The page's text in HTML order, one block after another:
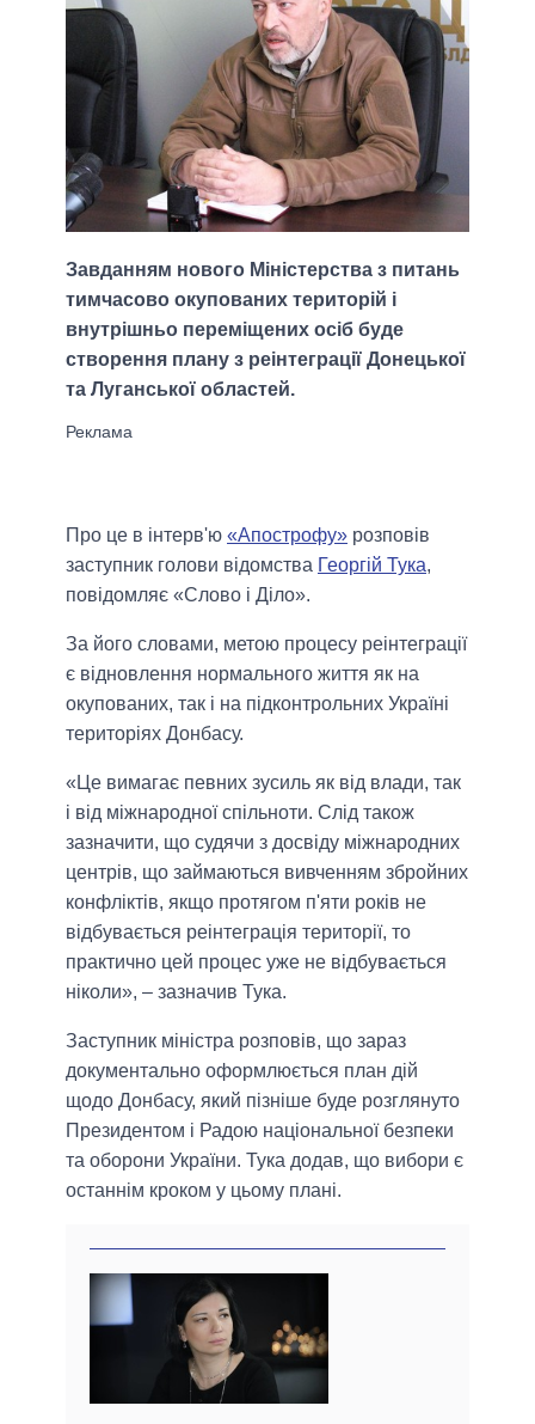
Завданням нового Міністерства з питань
тимчасово окупованих територій і
внутрішньо переміщених осіб буде
створення плану з реінтеграції Донецької
та Луганської областей.
Про це в інтерв'ю «Апострофу» розповів
заступник голови відомства Георгій Тука,
повідомляє «Слово і Діло».
За його словами, метою процесу реінтеграції
є відновлення нормального життя як на
окупованих, так і на підконтрольних Україні
територіях Донбасу.
«Це вимагає певних зусиль як від влади, так
і від міжнародної спільноти. Слід також
зазначити, що судячи з досвіду міжнародних
центрів, що займаються вивченням збройних
конфліктів, якщо протягом п'яти років не
відбувається реінтеграція території, то
практично цей процес уже не відбувається
ніколи», – зазначив Тука.
Заступник міністра розповів, що зараз
документально оформлюється план дій
щодо Донбасу, який пізніше буде розглянуто
Президентом і Радою національної безпеки
та оборони України. Тука додав, що вибори є
останнім кроком у цьому плані.